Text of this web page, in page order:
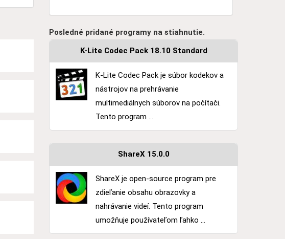
Posledné pridané programy na stiahnutie.
K-Lite Codec Pack 18.10 Standard
K-Lite Codec Pack je súbor kodekov a
nástrojov na prehrávanie
multimediálnych súborov na počítači.
Tento program ...
ShareX 15.0.0
ShareX je open-source program pre
zdieľanie obsahu obrazovky a
nahrávanie videí. Tento program
umožňuje používateľom ľahko ...